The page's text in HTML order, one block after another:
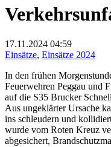
17.11.2024 04:59
Einsätze, Einsätze 2024
In den frühen
Feuerwehren Peggau und
auf die S35 Brucker
Aus ungeklärter Ursache
ins schleudern und
wurde vom Roten Kreuz
abgesichert,